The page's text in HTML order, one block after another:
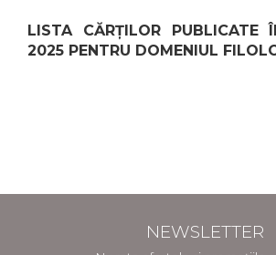
LISTA CĂRȚILOR
2025 PENTRU DOMENIUL
NEWSLETTER